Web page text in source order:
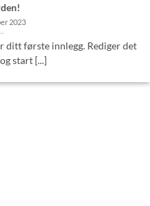
2023
ditt første innlegg. Rediger det
start [...]